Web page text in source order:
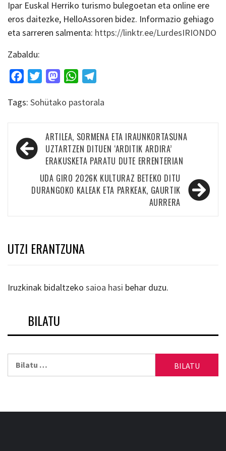
Ipar Euskal Herriko turismo bulegoetan eta online ere
eros daitezke, HelloAssoren bidez. Informazio gehiago
eta sarreren salmenta: https://linktr.ee/LurdesIRIONDO
Zabaldu:
FacebookTwitterMastodonWhatsApp
Tags: Sohütako pastorala
Bidalketetan
zehar
nabigatu
ARTILEA, SORMENA ETA IRAUNKORTASUNA
UZTARTZEN DITUEN ‘ARDITIK ARDIRA’
ERAKUSKETA PARATU DUTE ERRENTERIAN
UDA GIRO 2026K KULTURAZ BETEKO DITU
DURANGOKO KALEAK ETA PARKEAK, GAURTIK
AURRERA
UTZI ERANTZUNA
Iruzkinak bidaltzeko saioa hasi behar duzu.
BILATU